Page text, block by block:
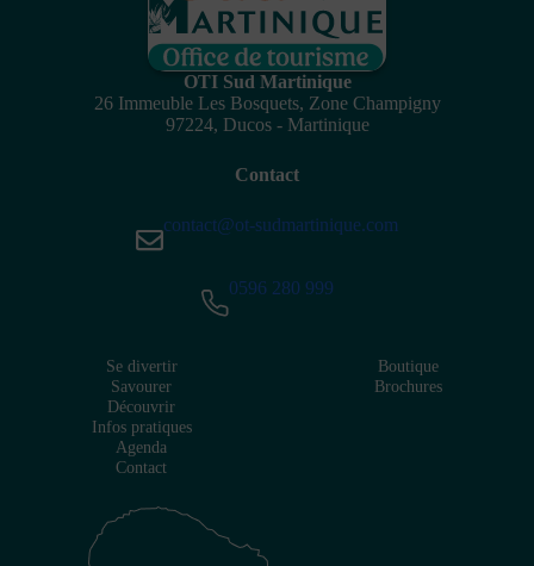
OTI Sud Martinique
26 Immeuble Les Bosquets, Zone Champigny
97224, Ducos - Martinique
Contact
contact@ot-sudmartinique.com
0596 280 999
Se divertir
Savourer
Découvrir
Infos pratiques
Agenda
Contact
Boutique
Brochures